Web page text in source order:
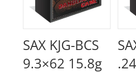
SAX KJG-BCS
9.3×62 15.8g